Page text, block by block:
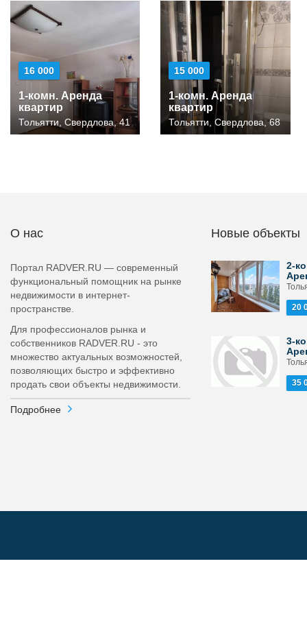
16 000
1-комн. Аренда
квартир
Тольятти, Свердлова, 41
15 000
1-комн. Аренда
квартир
Тольятти, Свердлова, 68
О нас
Портал RADVER.RU — современный
функциональный помощник на рынке
недвижимости в интернет-
пространстве.
Для профессионалов рынка и
собственников RADVER.RU - это
множество актуальных возможностей,
позволяющих быстро и эффективно
продать свои объекты недвижимости.
Подробнее
Новые объекты
2-
20
3-
35